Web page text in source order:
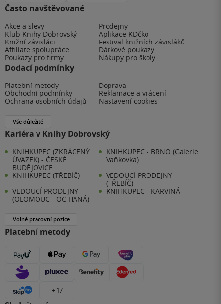
Často navštěvované
Akce a slevy
Prodejny
Klub Knihy Dobrovský
Aplikace KDčko
Knižní závisláci
Festival knižních závisláků
Affiliate spolupráce
Dárkové poukazy
Poukazy pro firmy
Nákupy pro školy
Dodací podmínky
Platební metody
Doprava
Obchodní podmínky
Reklamace a vrácení
Ochrana osobních údajů
Nastavení cookies
Vše důležité
Kariéra v Knihy Dobrovský
KNIHKUPEC (ZKRÁCENÝ
ÚVAZEK) - ČESKÉ
BUDĚJOVICE
KNIHKUPEC - BRNO (Galerie
Vaňkovka)
KNIHKUPEC (TŘEBÍČ)
VEDOUCÍ PRODEJNY
(TŘEBÍČ)
VEDOUCÍ PRODEJNY
(OLOMOUC - OC HANÁ)
KNIHKUPEC - KARVINÁ
Volné pracovní pozice
Platební metody
+ 17